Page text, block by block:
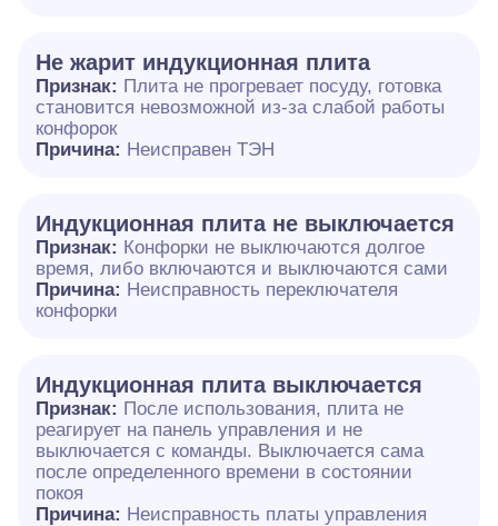
Не жарит индукционная плита
Признак: Плита не прогревает посуду, готовка
становится невозможной из-за слабой работы
конфорок
Причина: Неисправен ТЭН
Индукционная плита не выключается
Признак: Конфорки не выключаются долгое
время, либо включаются и выключаются сами
Причина: Неисправность переключателя
конфорки
Индукционная плита выключается
Признак: После использования, плита не
реагирует на панель управления и не
выключается с команды. Выключается сама
после определенного времени в состоянии
покоя
Причина: Неисправность платы управления